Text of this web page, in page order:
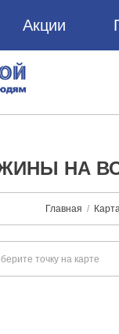
Акции
НА
Главная